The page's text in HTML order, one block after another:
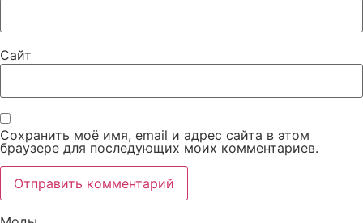
Сайт
Сохранить моё имя, email и адрес сайта в этом
браузере для последующих моих комментариев.